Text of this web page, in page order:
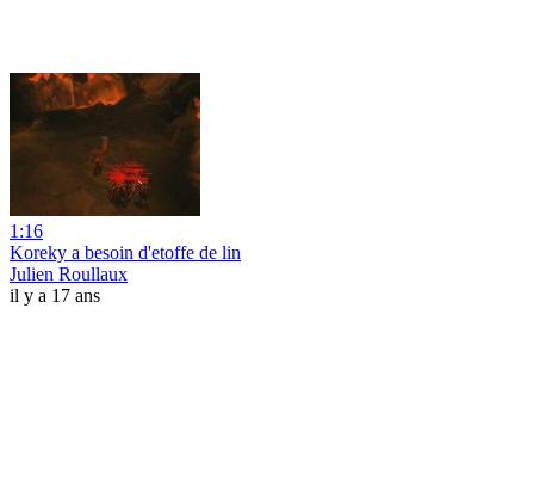
1:16
Koreky a besoin d'etoffe de lin
Julien Roullaux
il y a 17 ans